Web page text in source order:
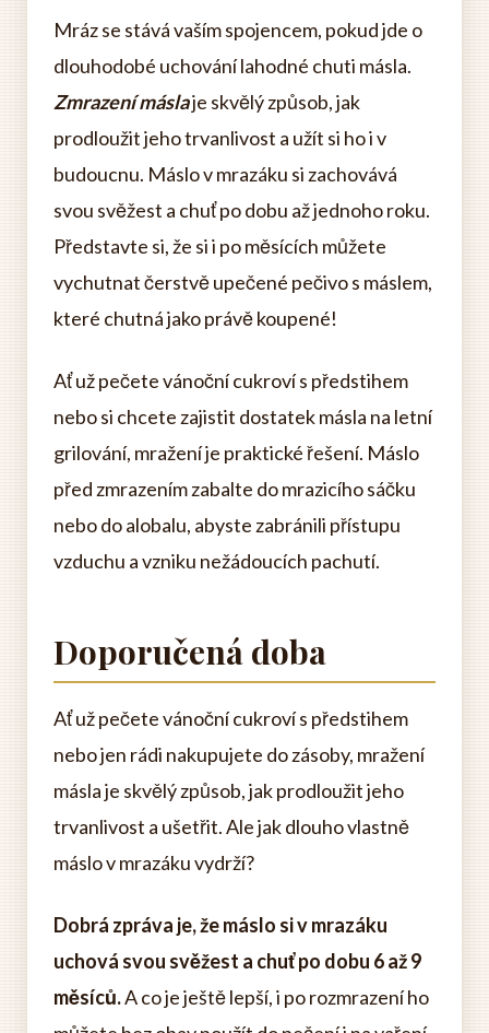
Mráz se stává vaším spojencem, pokud jde o
dlouhodobé uchování lahodné chuti másla.
Zmrazení máslaje skvělý způsob, jak
prodloužit jeho trvanlivost a užít si ho i v
budoucnu. Máslo v mrazáku si zachovává
svou svěžest a chuť po dobu až jednoho roku.
Představte si, že si i po měsících můžete
vychutnat čerstvě upečené pečivo s máslem,
které chutná jako právě koupené!
Ať už pečete vánoční cukroví s předstihem
nebo si chcete zajistit dostatek másla na letní
grilování, mražení je praktické řešení. Máslo
před zmrazením zabalte do mrazicího sáčku
nebo do alobalu, abyste zabránili přístupu
vzduchu a vzniku nežádoucích pachutí.
Doporučená doba
Ať už pečete vánoční cukroví s předstihem
nebo jen rádi nakupujete do zásoby, mražení
másla je skvělý způsob, jak prodloužit jeho
trvanlivost a ušetřit. Ale jak dlouho vlastně
máslo v mrazáku vydrží?
Dobrá zpráva je, že máslo si v mrazáku
uchová svou svěžest a chuť po dobu 6 až 9
měsíců.A co je ještě lepší, i po rozmrazení ho